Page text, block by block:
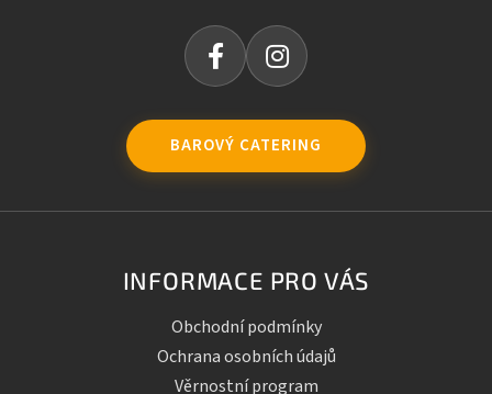
BAROVÝ CATERING
INFORMACE PRO VÁS
Obchodní podmínky
Ochrana osobních údajů
Věrnostní program